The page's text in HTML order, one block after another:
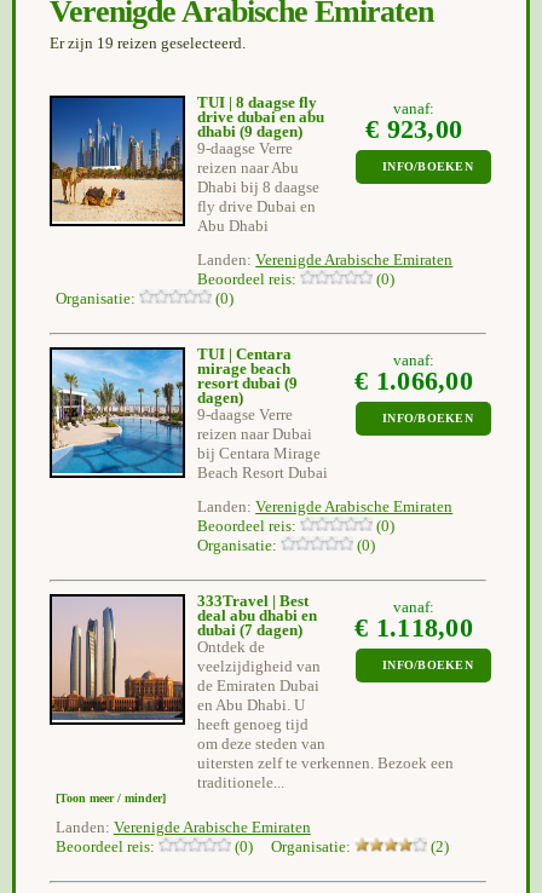
Verenigde Arabische Emiraten
Er zijn 19 reizen geselecteerd.
vanaf:
€ 923,00
INFO/BOEKEN
TUI | 8 daagse fly
drive dubai en abu
dhabi (9 dagen)
9-daagse Verre
reizen naar Abu
Dhabi bij 8 daagse
fly drive Dubai en
Abu Dhabi
Landen:Verenigde Arabische Emiraten
Beoordeel reis:
(0)
Organisatie:
(0)
vanaf:
€ 1.066,00
INFO/BOEKEN
TUI | Centara
mirage beach
resort dubai (9
dagen)
9-daagse Verre
reizen naar Dubai
bij Centara Mirage
Beach Resort Dubai
Landen:Verenigde Arabische Emiraten
Beoordeel reis:
(0)
Organisatie:
(0)
vanaf:
€ 1.118,00
INFO/BOEKEN
333Travel | Best
deal abu dhabi en
dubai (7 dagen)
Ontdek de
veelzijdigheid van
de Emiraten Dubai
en Abu Dhabi. U
heeft genoeg tijd
om deze steden van
uitersten zelf te verkennen. Bezoek een
traditionele...
[Toon meer / minder]
Landen: Verenigde Arabische Emiraten
Beoordeel reis:
(0) Organisatie: (2)